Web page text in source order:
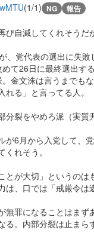
(1/1) NG 報告
自滅してくれそうだ
、党代表の選出に失
て26日に最終選出す
金文洙は言うまでも
る」と言ってる人。
裂をやめろ派（実
6月から入党して、
れそう。
とが大切」というの
、口では「戒厳令
罪になることはま
。内部分裂は止ま